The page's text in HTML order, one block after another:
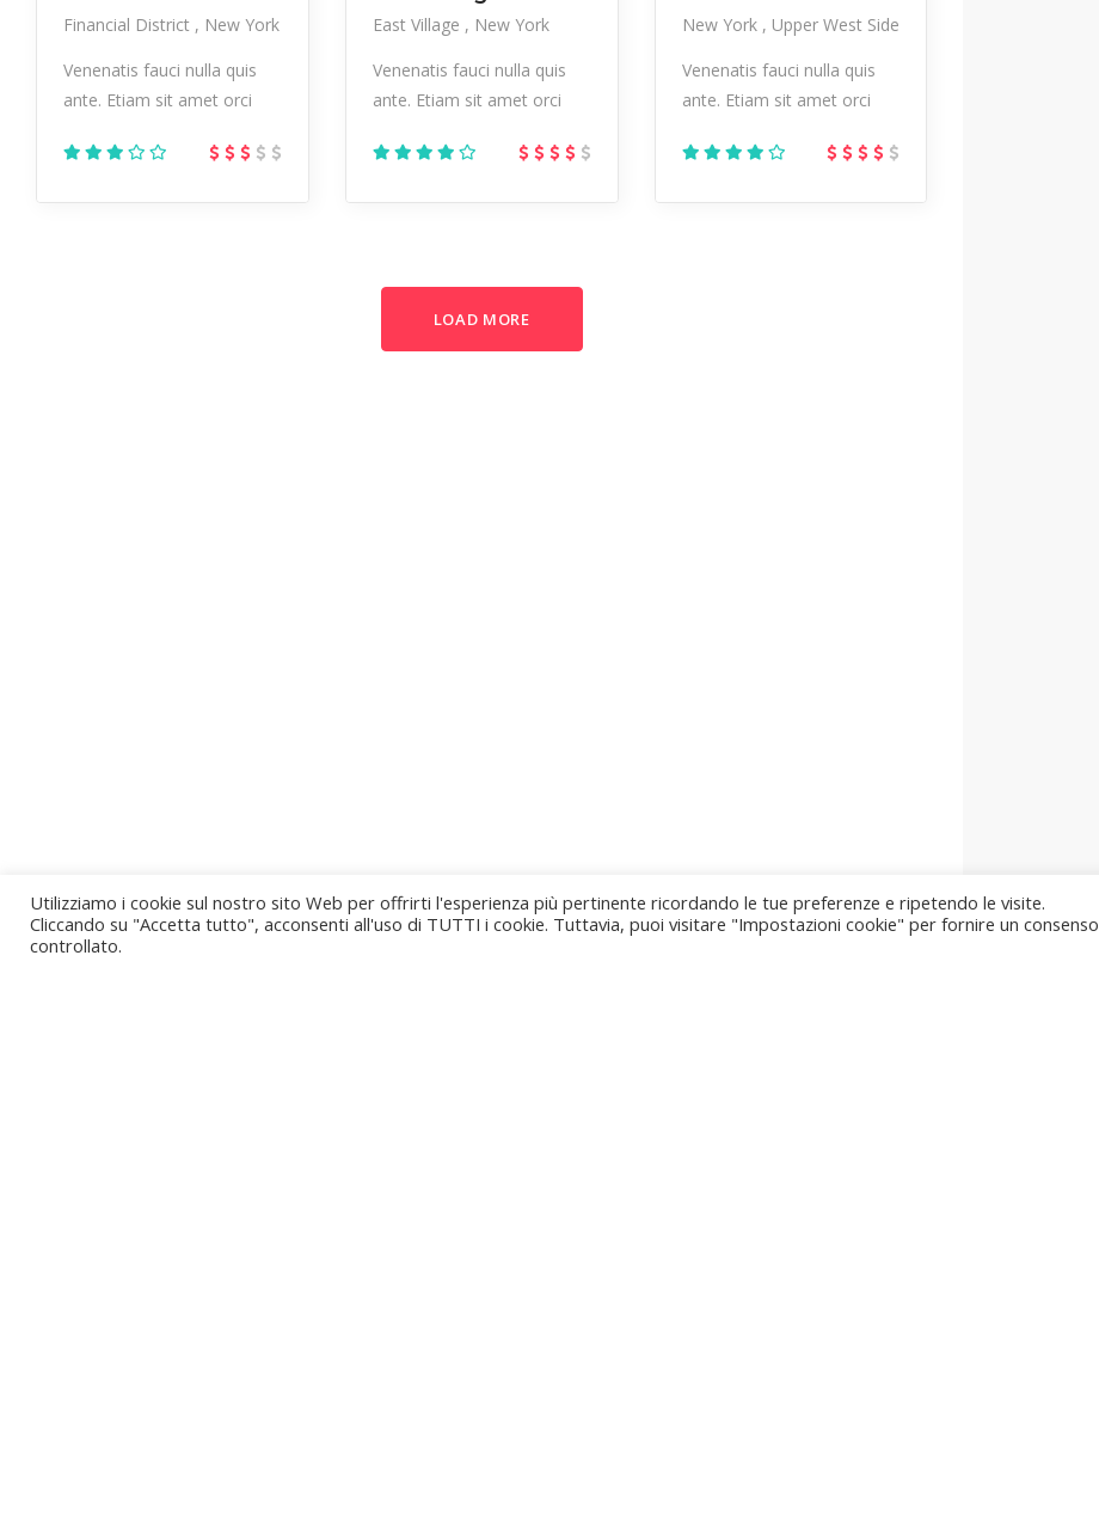
Financial District
New York
Venenatis fauci nulla quis
ante. Etiam sit amet orci
East Village
New York
Venenatis fauci nulla quis
ante. Etiam sit amet orci
New York
Upper West Side
Venenatis fauci nulla quis
ante. Etiam sit amet orci
LOAD MORE
Utilizziamo i cookie sul nostro sito Web per offrirti l'esperienza più pertinente ricordando le tue preferenze e ripetendo le visite.
Cliccando su "Accetta tutto", acconsenti all'uso di TUTTI i cookie. Tuttavia, puoi visitare "Impostazioni cookie" per fornire un consenso
controllato.